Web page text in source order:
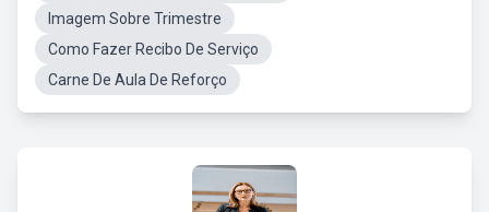
Imagem Sobre Trimestre
Como Fazer Recibo De Serviço
Carne De Aula De Reforço